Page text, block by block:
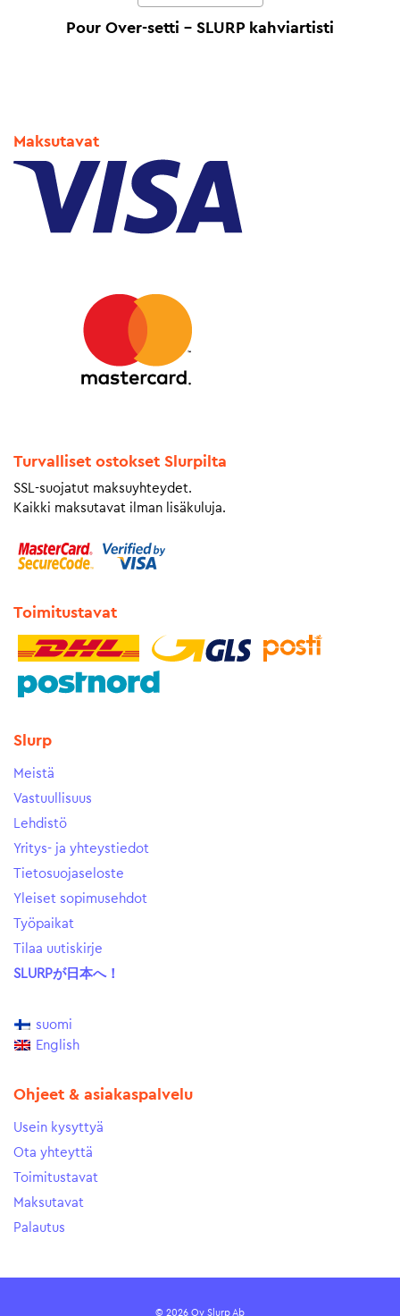
Pour Over-setti – SLURP kahviartisti
Maksutavat
Turvalliset ostokset Slurpilta
SSL-suojatut maksuyhteydet.
Kaikki maksutavat ilman lisäkuluja.
Toimitustavat
Slurp
Meistä
Vastuullisuus
Lehdistö
Yritys- ja yhteystiedot
Tietosuojaseloste
Yleiset sopimusehdot
Työpaikat
Tilaa uutiskirje
SLURPが日本へ！
suomi
English
Ohjeet & asiakaspalvelu
Usein kysyttyä
Ota yhteyttä
Toimitustavat
Maksutavat
Palautus
© 2026 Oy Slurp Ab